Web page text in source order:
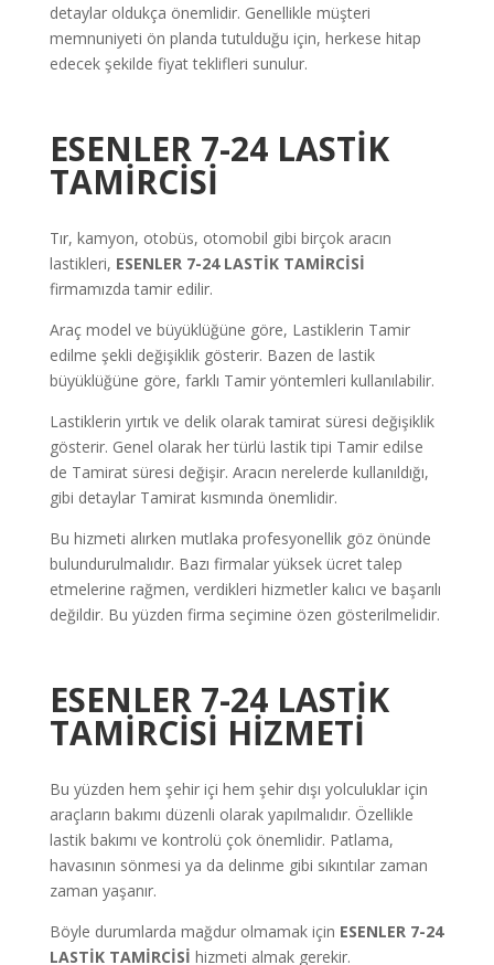
detaylar oldukça önemlidir. Genellikle müşteri
memnuniyeti ön planda tutulduğu için, herkese hitap
edecek şekilde fiyat teklifleri sunulur.
ESENLER 7-24 LASTİK
TAMİRCİSİ
Tır, kamyon, otobüs, otomobil gibi birçok aracın
lastikleri, ESENLER 7-24 LASTİK TAMİRCİSİ
firmamızda tamir edilir.
Araç model ve büyüklüğüne göre, Lastiklerin Tamir
edilme şekli değişiklik gösterir. Bazen de lastik
büyüklüğüne göre, farklı Tamir yöntemleri kullanılabilir.
Lastiklerin yırtık ve delik olarak tamirat süresi değişiklik
gösterir. Genel olarak her türlü lastik tipi Tamir edilse
de Tamirat süresi değişir. Aracın nerelerde kullanıldığı,
gibi detaylar Tamirat kısmında önemlidir.
Bu hizmeti alırken mutlaka profesyonellik göz önünde
bulundurulmalıdır. Bazı firmalar yüksek ücret talep
etmelerine rağmen, verdikleri hizmetler kalıcı ve başarılı
değildir. Bu yüzden firma seçimine özen gösterilmelidir.
ESENLER 7-24 LASTİK
TAMİRCİSİ HİZMETİ
Bu yüzden hem şehir içi hem şehir dışı yolculuklar için
araçların bakımı düzenli olarak yapılmalıdır. Özellikle
lastik bakımı ve kontrolü çok önemlidir. Patlama,
havasının sönmesi ya da delinme gibi sıkıntılar zaman
zaman yaşanır.
Böyle durumlarda mağdur olmamak için ESENLER 7-24
LASTİK TAMİRCİSİ hizmeti almak gerekir.